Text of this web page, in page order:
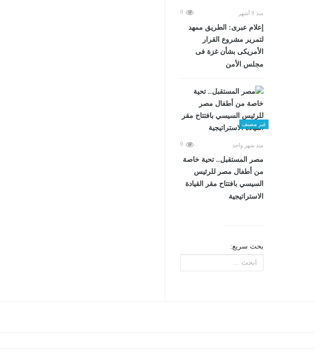
منذ 9 أشهر 0
إعلام عبرى: الطريق ممهد
لتمرير مشروع القرار
الأمريكى بشأن غزة فى
مجلس الأمن
غير مصنف
منذ شهر واحد 0
مصر المستقبل.. تحية خاصة
من أطفال مصر للرئيس
السيسي بافتتاح مقر القيادة
الاستراتيجية
بحث سريع: